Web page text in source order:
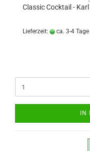
Classic Cocktail -
Lieferzeit: ca. 3-4 Tage